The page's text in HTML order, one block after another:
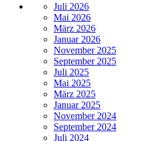
Juli 2026
Mai 2026
März 2026
Januar 2026
November 2025
September 2025
Juli 2025
Mai 2025
März 2025
Januar 2025
November 2024
September 2024
Juli 2024